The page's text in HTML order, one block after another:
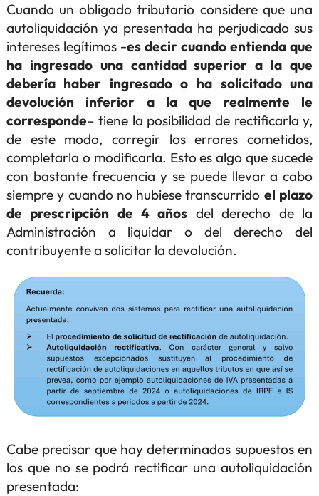
Cuando un obligado tributario considere que una
autoliquidación ya presentada ha perjudicado sus
intereses legítimos -es decir cuando entienda que
ha ingresado una cantidad superior a la que
debería haber ingresado o ha solicitado una
devolución inferior a la que realmente le
corresponde– tiene la posibilidad de rectificarla y,
de este modo, corregir los errores cometidos,
completarla o modificarla. Esto es algo que sucede
con bastante frecuencia y se puede llevar a cabo
siempre y cuando no hubiese transcurrido el plazo
de prescripción de 4 años del derecho de la
Administración a liquidar o del derecho del
contribuyente a solicitar la devolución.
Cabe precisar que hay determinados supuestos en
los que no se podrá rectificar una autoliquidación
presentada: